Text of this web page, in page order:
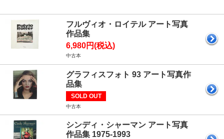
フルヴィオ・ロイテル アート写真
作品集
6,980円(税込)
中古本
グラフィスフォト 93 アート写真作
品集
SOLD OUT
中古本
シンディ・シャーマン アート写真
作品集 1975-1993